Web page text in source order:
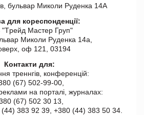
бульвар Миколи Руденка 14А
для кореспонденції:
Мастер Груп"
Миколи Руденка 14а,
оф 121, 03194
Контакти для:
треннгів, конференцій:
(67) 502-99-00,
на порталі, журналах:
(67) 502 30 13,
(44) 383 92 39, +380 (44) 383 50 34.